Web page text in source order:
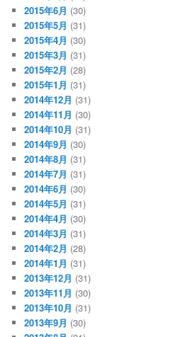
2015年6月 (30)
2015年5月 (31)
2015年4月 (30)
2015年3月 (31)
2015年2月 (28)
2015年1月 (31)
2014年12月 (31)
2014年11月 (30)
2014年10月 (31)
2014年9月 (30)
2014年8月 (31)
2014年7月 (31)
2014年6月 (30)
2014年5月 (31)
2014年4月 (30)
2014年3月 (31)
2014年2月 (28)
2014年1月 (31)
2013年12月 (31)
2013年11月 (30)
2013年10月 (31)
2013年9月 (30)